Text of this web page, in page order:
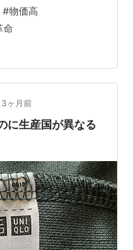
変化によって一気に
一方で、日本株は海
昇を続けています。
うな円安と、企業価
ようにも見えます。
る…
#物価高
命
3ヶ月前
に生産国が異なる